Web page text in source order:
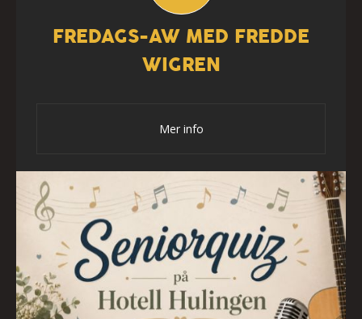
FREDAGS-AW MED FREDDE
WIGREN
Mer info